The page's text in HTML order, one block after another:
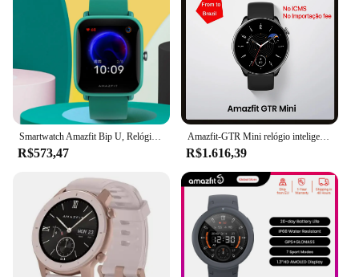
R$573,47
Amazfit-GTR Mini relógio inteligente, Smartwatch de frequência cardíaca, duração da bateria de 14 dias, frequência cardíaca 24-7, 120 + modos esportivos para telefones Android e iOS, novo, 43mm
R$1.616,39